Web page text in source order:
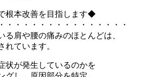
根本改善を目指します◆
・・・・・・・・・・・・・・・
る肩や腰の痛みのほとんどは、
れています。
状が発生しているのかを